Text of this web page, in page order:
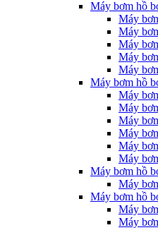
Máy bơm hồ
Máy
Máy
Máy
Máy
Máy
Máy bơm hồ
Máy
Máy
Máy
Máy
Máy
Máy
Máy bơm hồ
Máy
Máy bơm hồ
Máy
Máy